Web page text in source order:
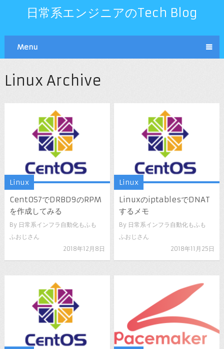
日常系エンジニアのTech Blog
Menu
Linux Archive
Linux
CentOS7でDRBD9のRPM
を作成してみる
By 日常系インフラ自動化もふも
ふおじさん
2018年12月8日
Linux
LinuxのiptablesでDNAT
するメモ
By 日常系インフラ自動化もふも
ふおじさん
2018年11月25日